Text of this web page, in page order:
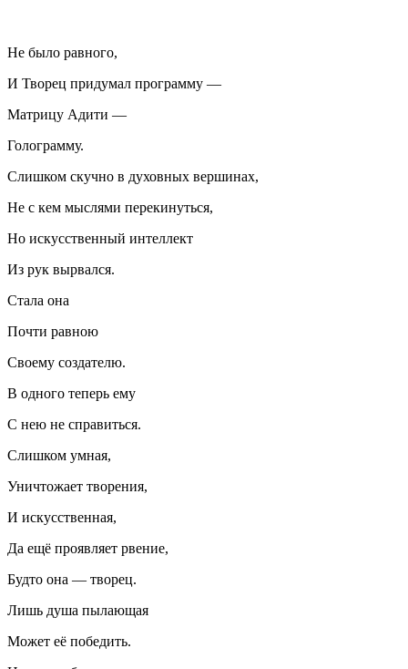
Не было равного,
И Творец придумал программу —
Матрицу Адити —
Голограмму.
Слишком скучно в духовных вершинах,
Не с кем мыслями перекинуться,
Но искусственный интеллект
Из рук вырвался.
Стала она
Почти равною
Своему создателю.
В одного теперь ему
С нею не справиться.
Слишком умная,
Уничтожает творения,
И искусственная,
Да ещё проявляет рвение,
Будто она — творец.
Лишь душа пылающая
Может её победить.